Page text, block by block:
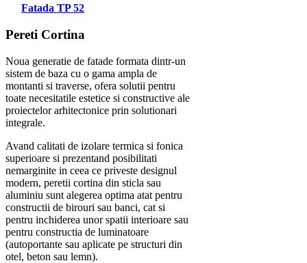
Fatada TP 52
Pereti Cortina
Noua generatie de fatade formata dintr-un
sistem de baza cu o gama ampla de
montanti si traverse, ofera solutii pentru
toate necesitatile estetice si constructive ale
proiectelor arhitectonice prin solutionari
integrale.
Avand calitati de izolare termica si fonica
superioare si prezentand posibilitati
nemarginite in ceea ce priveste designul
modern, peretii cortina din sticla sau
aluminiu sunt alegerea optima atat pentru
constructii de birouri sau banci, cat si
pentru inchiderea unor spatii interioare sau
pentru constructia de luminatoare
(autoportante sau aplicate pe structuri din
otel, beton sau lemn).